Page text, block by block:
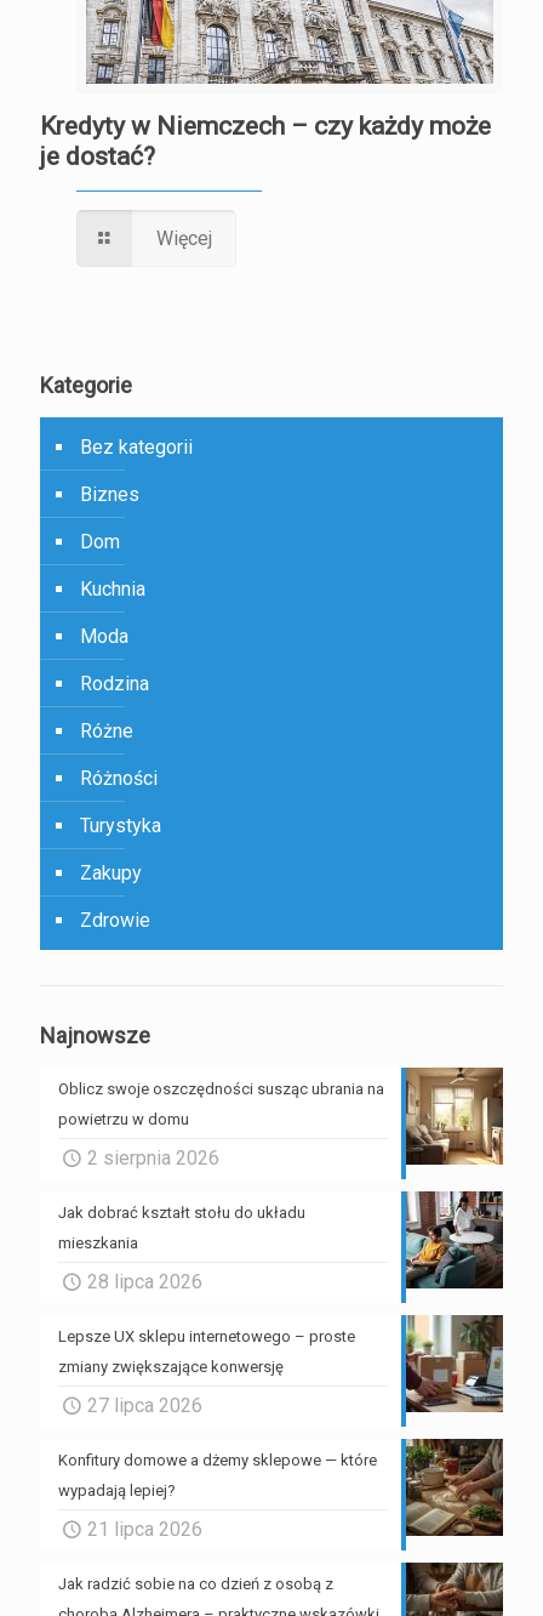
Kredyty w Niemczech – czy każdy może
je dostać?
Więcej
Kategorie
Bez kategorii
Biznes
Dom
Kuchnia
Moda
Rodzina
Różne
Różności
Turystyka
Zakupy
Zdrowie
Najnowsze
Oblicz swoje oszczędności susząc ubrania na
powietrzu w domu
2 sierpnia 2026
Jak dobrać kształt stołu do układu
mieszkania
28 lipca 2026
Lepsze UX sklepu internetowego – proste
zmiany zwiększające konwersję
27 lipca 2026
Konfitury domowe a dżemy sklepowe — które
wypadają lepiej?
21 lipca 2026
Jak radzić sobie na co dzień z osobą z